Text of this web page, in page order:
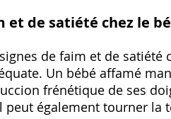
et de satiété chez le
de faim et de
Un bébé affamé
frénétique de ses
peut également tourner la